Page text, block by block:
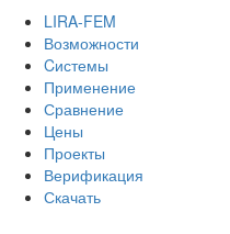
LIRA-FEM
Возможности
Cистемы
Применение
Сравнение
Цены
Проекты
Верификация
Скачать